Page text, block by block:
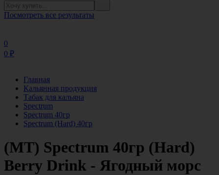
Посмотреть все результаты
0
0 ₽
Главная
Кальянная продукция
Табак для кальяна
Spectrum
Spectrum 40гр
Spectrum (Hard) 40гр
(MT) Spectrum 40гр (Hard)
Berry Drink - Ягодный морс